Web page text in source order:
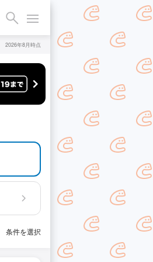
2026年8月時点
条件を選択